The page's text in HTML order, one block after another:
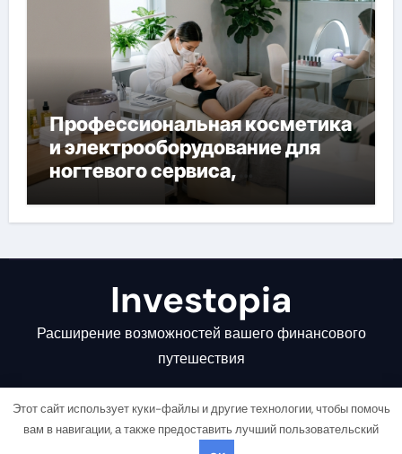
Профессиональная косметика
и электрооборудование для
ногтевого сервиса,
наращивания ресниц и
депиляции
Investopia
Расширение возможностей вашего финансового
путешествия
Этот сайт использует куки-файлы и другие технологии, чтобы помочь
вам в навигации, а также предоставить лучший пользовательский